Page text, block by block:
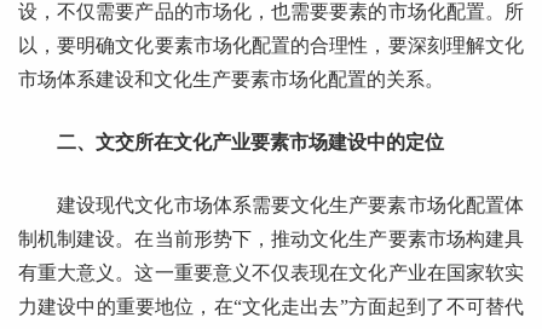
设，不仅需要产品的市场化，也需要要素的市场化配置。所
以，要明确文化要素市场化配置的合理性，要深刻理解文化
市场体系建设和文化生产要素市场化配置的关系。
二、文交所在文化产业要素市场建设中的定位
建设现代文化市场体系需要文化生产要素市场化配置体
制机制建设。在当前形势下，推动文化生产要素市场构建具
有重大意义。这一重要意义不仅表现在文化产业在国家软实
力建设中的重要地位，在“文化走出去”方面起到了不可替代